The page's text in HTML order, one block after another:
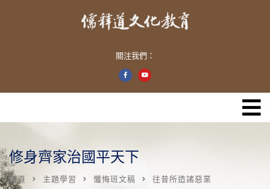
關注我們：
修身齊家治國平天下
首頁 主題學習 懺悔班文稿 往昔所造諸惡業